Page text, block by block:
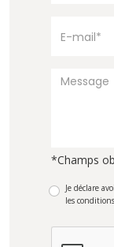
*Champs
Je déclare
les conditions